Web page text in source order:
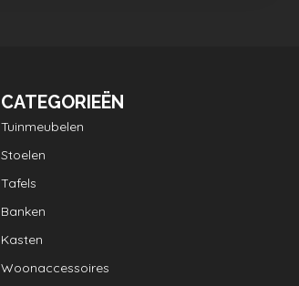
CATEGORIEËN
Tuinmeubelen
Stoelen
Tafels
Banken
Kasten
Woonaccessoires